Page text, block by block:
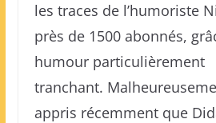
les traces de l’humoriste
près de 1500 abonnés,
humour particulièrement
tranchant.
appris récemment que